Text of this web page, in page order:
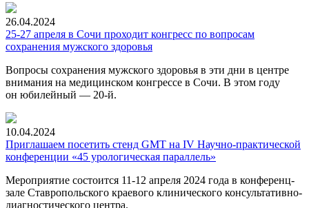
26.04.2024
25-27 апреля в Сочи проходит конгресс по вопросам
сохранения мужского здоровья
Вопросы сохранения мужского здоровья в эти дни в центре
внимания на медицинском конгрессе в Сочи. В этом году
он юбилейный — 20-й.
10.04.2024
Приглашаем посетить стенд GMT на IV Научно-практической
конференции «45 урологическая параллель»
Мероприятие состоится 11-12 апреля 2024 года в конференц-
зале Ставропольского краевого клинического консультативно-
диагностического центра.